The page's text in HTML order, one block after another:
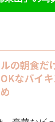
の朝食だ
なバイ